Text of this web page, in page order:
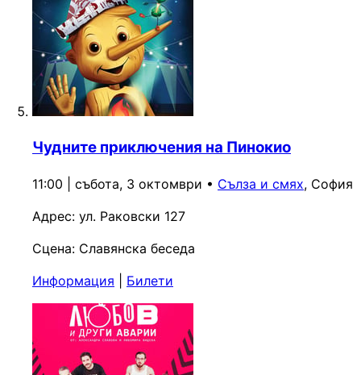
Чудните приключения на Пинокио
11:00 | събота, 3 октомври • Сълза и смях, София
Адрес: ул. Раковски 127
Сцена: Славянска беседа
Информация
Билети